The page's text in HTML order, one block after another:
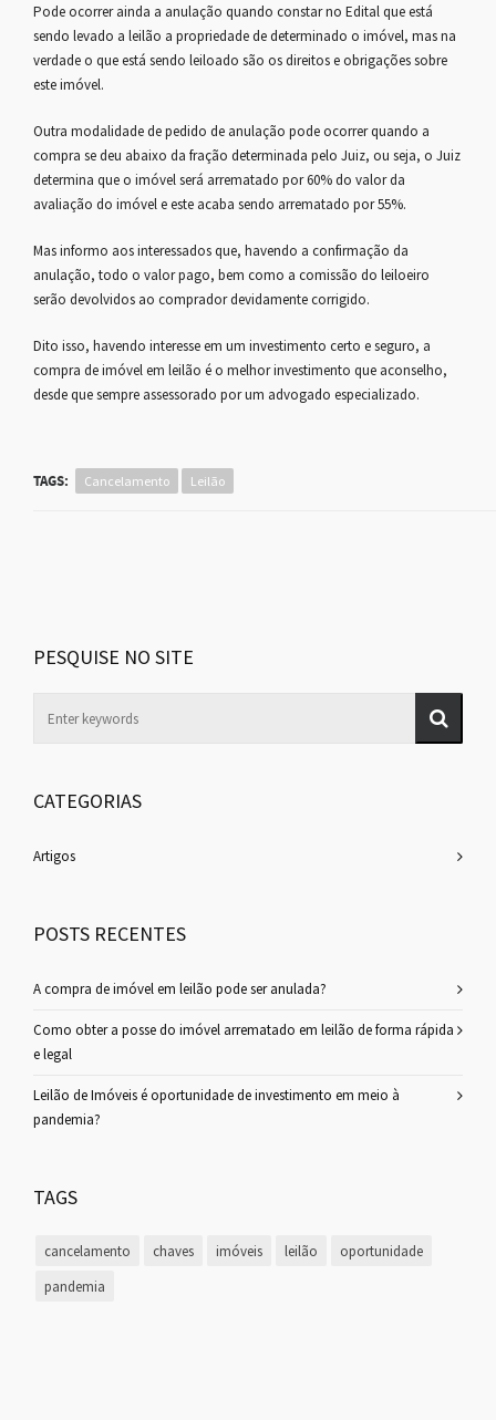
Pode ocorrer ainda a anulação quando constar no Edital que está
sendo levado a leilão a propriedade de determinado o imóvel, mas na
verdade o que está sendo leiloado são os direitos e obrigações sobre
este imóvel.
Outra modalidade de pedido de anulação pode ocorrer quando a
compra se deu abaixo da fração determinada pelo Juiz, ou seja, o Juiz
determina que o imóvel será arrematado por 60% do valor da
avaliação do imóvel e este acaba sendo arrematado por 55%.
Mas informo aos interessados que, havendo a confirmação da
anulação, todo o valor pago, bem como a comissão do leiloeiro
serão devolvidos ao comprador devidamente corrigido.
Dito isso, havendo interesse em um investimento certo e seguro, a
compra de imóvel em leilão é o melhor investimento que aconselho,
desde que sempre assessorado por um advogado especializado.
TAGS: Cancelamento Leilão
PESQUISE NO SITE
CATEGORIAS
Artigos
POSTS RECENTES
A compra de imóvel em leilão pode ser anulada?
Como obter a posse do imóvel arrematado em leilão de forma rápida
e legal
Leilão de Imóveis é oportunidade de investimento em meio à
pandemia?
TAGS
cancelamento chaves imóveis leilão
oportunidade
pandemia